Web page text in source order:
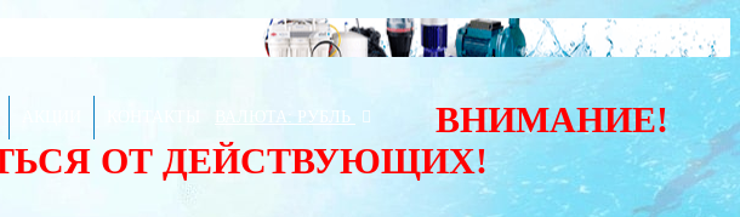
ВАЛЮТА: РУБЛЬ
ВНИМАНИЕ!
ОТ ДЕЙСТВУЮЩИХ!